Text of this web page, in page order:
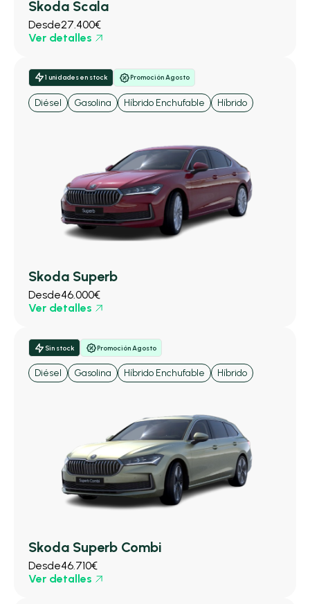
Skoda Scala
Desde27.400€
Ver detalles
1 unidades en stock Promoción Agosto
Diésel Gasolina Híbrido Enchufable Híbrido
Skoda Superb
Desde46.000€
Ver detalles
Sin stock Promoción Agosto
Diésel Gasolina Híbrido Enchufable Híbrido
Skoda Superb Combi
Desde46.710€
Ver detalles